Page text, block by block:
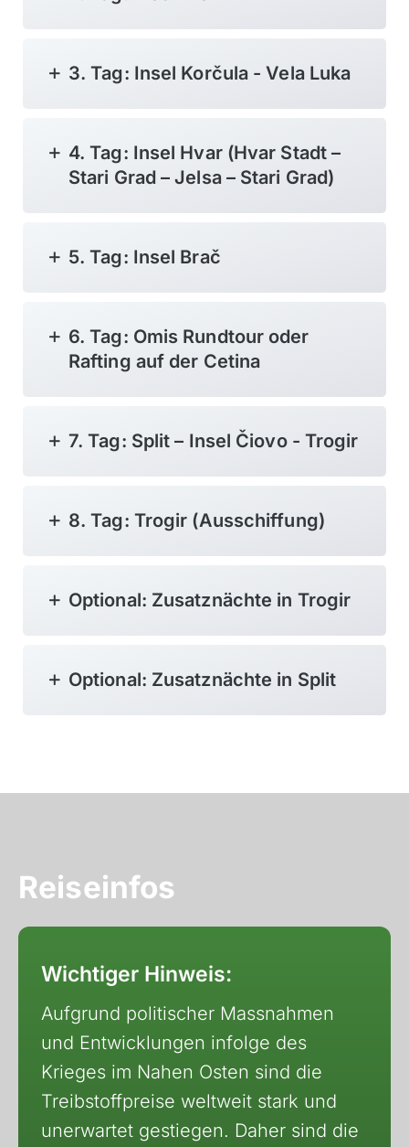
3. Tag: Insel Korčula - Vela Luka
4. Tag: Insel Hvar (Hvar Stadt –
Stari Grad – Jelsa – Stari Grad)
5. Tag: Insel Brač
6. Tag: Omis Rundtour oder
Rafting auf der Cetina
7. Tag: Split – Insel Čiovo - Trogir
8. Tag: Trogir (Ausschiffung)
Optional: Zusatznächte in Trogir
Optional: Zusatznächte in Split
Reiseinfos
Wichtiger Hinweis:
Aufgrund politischer Massnahmen
und Entwicklungen infolge des
Krieges im Nahen Osten sind die
Treibstoffpreise weltweit stark und
unerwartet gestiegen. Daher sind die